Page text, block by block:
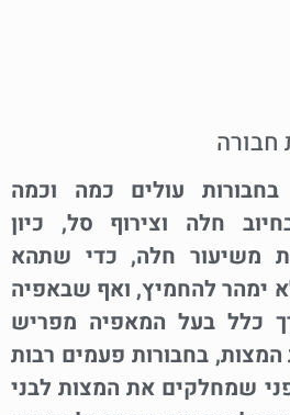
עולים כמה וכמה
חלה וצירוף סל, כיון
משיעור חלה, כדי שתהא
ימהר להחמיץ, ואף שבאפיה
כלל בעל המאפיה מפריש
בחבורות פעמים רבות
שמחלקים את המצות לבני